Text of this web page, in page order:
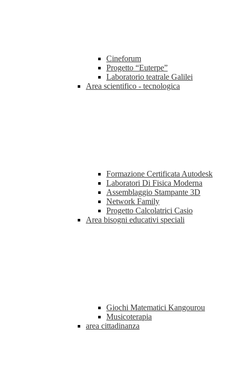
Cineforum
Progetto “Euterpe”
Laboratorio teatrale Galilei
Area scientifico - tecnologica
Formazione Certificata Autodesk
Laboratori Di Fisica Moderna
Assemblaggio Stampante 3D
Network Family
Progetto Calcolatrici Casio
Area bisogni educativi speciali
Giochi Matematici Kangourou
Musicoterapia
area cittadinanza